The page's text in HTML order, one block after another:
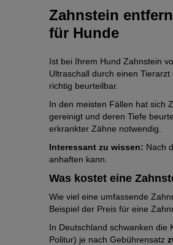
Zahnstein
für Hunde
Ist bei Ihrem Hund Zahnstein
Ultraschall durch einen
richtig beurteilbar.
In den meisten Fällen hat sich
gereinigt und deren Tiefe
erkrankter Zähne notwendig.
Interessant zu wissen: Nach
anhaften kann.
Was kostet eine
Wie viel eine umfassende
Beispiel der Preis für eine
In Deutschland schwanken die
Politur) je nach Gebührensatz